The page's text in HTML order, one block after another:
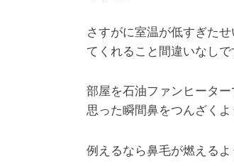
さすがに室温が低すぎた
てくれること間違いなしで
部屋を石油ファンヒータ
思った瞬間鼻をつんざくよ
例えるなら鼻毛が燃えるよ